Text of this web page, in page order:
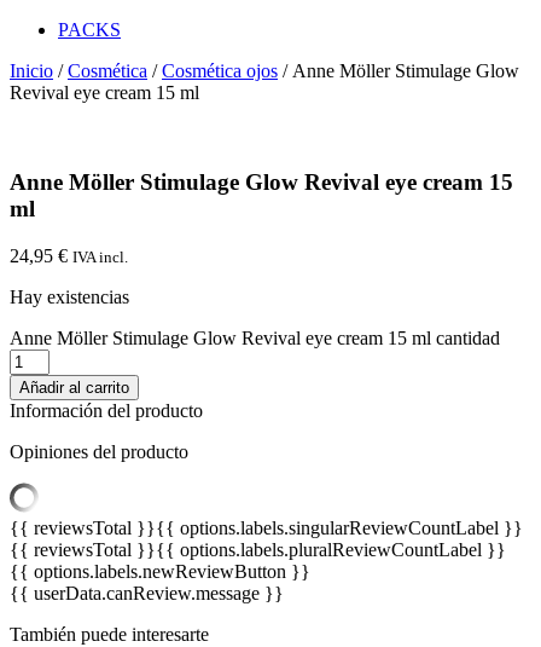
PACKS
Inicio /Cosmética /Cosmética ojos / Anne Möller Stimulage Glow
Revival eye cream 15 ml
Anne Möller Stimulage Glow Revival eye cream 15
ml
24,95 € IVA incl.
Hay existencias
Anne Möller Stimulage Glow Revival eye cream 15 ml cantidad
Añadir al carrito
Información del producto
Opiniones del producto
{{ reviewsTotal }}{{ options.labels.singularReviewCountLabel }}
{{ reviewsTotal }}{{ options.labels.pluralReviewCountLabel }}
{{ options.labels.newReviewButton }}
{{ userData.canReview.message }}
También puede interesarte